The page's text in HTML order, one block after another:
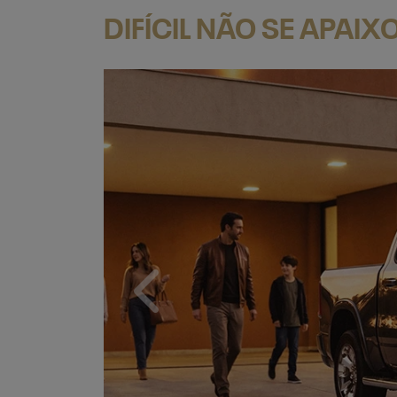
DIFÍCIL NÃO SE
Anterior